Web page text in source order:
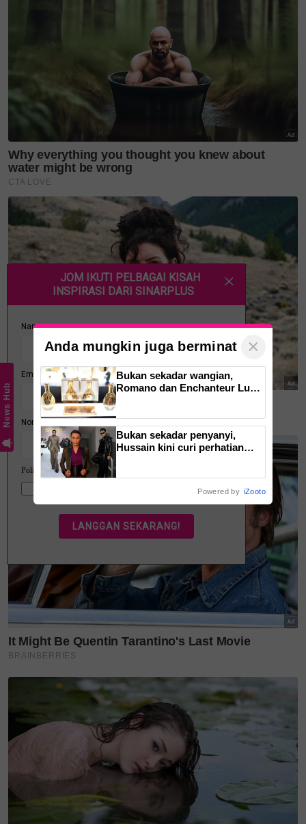
Setakat Khamis, 62 peratus remaja yang telah
melengkapkan vaksin atau berjumlah 1,951,450
orang. Manakala seramai 82.4 peratus atau
2,592,048 mendapat sekurang-kurangnya satu dos.
Apa tunggu lagi? Kepada ibu bapa segera lakukan
pendaftaran bagi anak-anak dalam aplikasi
MySejahtera. Mudah sahaja hanya daftar di ruangan
'Tambah Tanggungan Vaksinasi'.
Semoga bermanfaat!
Layari portal SinarPlusuntuk info terkini dan bermanfaat!
Jangan lupa follow kami diFacebook,Instagram,Threads,
YouTube&TikTok. Join grupTelegramkami
DI SINI
Jangan lupa dapatkan promosi istimewaMAKANAN
KUCING TOMKRAFyang kini sudah berada di 37
cawangan KK Super Mart terpilih di Shah Alam atau beli
secara online di platformShopee Karangkraf Mall sekarang
sinar ahad
dominasi gaya hidup
vaksin
kanak kanak
Teruskan membaca
News Hub
Anda mungkin juga berminat ×
Bukan sekadar wangian,
Romano dan Enchanteur Luxe
Bukan sekadar penyanyi,
Hussain kini curi perhatian
Powered by iZooto